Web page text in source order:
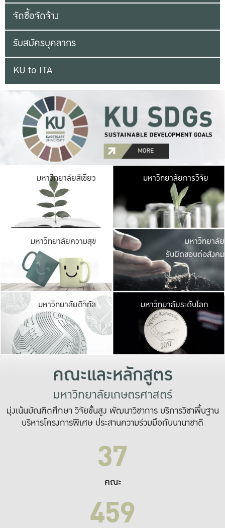
จัดซื้อจัดจ้าง
รับสมัครบุคลากร
KU to ITA
มหาวิทยาลัยสีเขียว มหาวิ
มีพื้นที่เขียวสดใส
เป็นป่าในเมือง เกษต
มหาวิทยาลัยการวิจัย
มหาวิทยาลัยความสุข มหาวิ
ค
เปิดประ
และพบเรื่องราวใ
มหาวิทยาลัย
รับผิดชอบต่อสังคม
มหาวิทยาลัยดิจิทัล มหาวิ
เปลี่ยนแปลง แล
เพื่อทำง
ระบบสารสนเทศ
มหาวิทยาลัยระดับโลก
คณะและหลักสูตร
มหาวิทยาลัยเกษตรศาสตร์
มุ่งเน้นบัณฑิตศึกษา วิจัยขั้นสูง พัฒนาวิชาการ บริการวิชาพื้นฐาน
บริหารโครงการพิเศษ ประสานความร่วมมือกับนานาชาติ
37
คณะ
459